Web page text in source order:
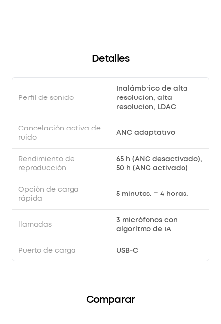
Detalles
Perfil de sonido
Inalámbrico de alta
resolución, alta
resolución, LDAC
Cancelación activa de
ruido
ANC adaptativo
Rendimiento de
reproducción
65 h (ANC desactivado),
50 h (ANC activado)
Opción de carga
rápida
5 minutos. = 4 horas.
llamadas
3 micrófonos con
algoritmo de IA
Puerto de carga USB-C
Comparar